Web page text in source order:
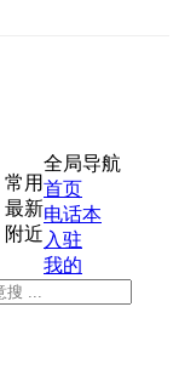
常用
最新
附近
全局导航
首页
电话本
入驻
我的